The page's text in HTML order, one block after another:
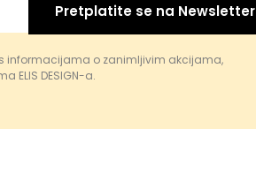
Pretplatite se na Newsletter
informacijama o zanimljivim akcijama,
ELIS DESIGN-a.